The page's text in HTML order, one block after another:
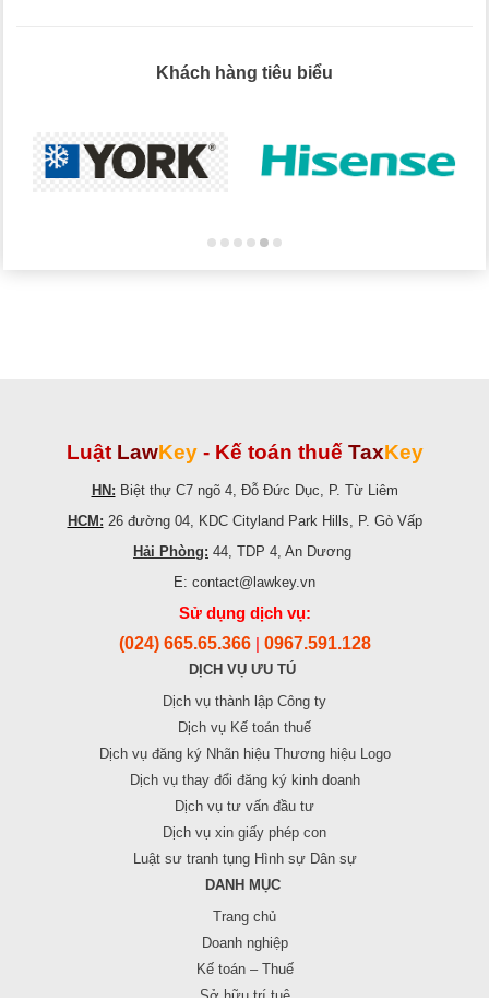
Khách hàng tiêu biểu
Luật LawKey - Kế toán thuế TaxKey
HN: Biệt thự C7 ngõ 4, Đỗ Đức Dục, P. Từ Liêm
HCM: 26 đường 04, KDC Cityland Park Hills, P. Gò Vấp
Hải Phòng: 44, TDP 4, An Dương
E: contact@lawkey.vn
Sử dụng dịch vụ:
(024) 665.65.366 | 0967.591.128
DỊCH VỤ ƯU TÚ
Dịch vụ thành lập Công ty
Dịch vụ Kế toán thuế
Dịch vụ đăng ký Nhãn hiệu Thương hiệu Logo
Dịch vụ thay đổi đăng ký kinh doanh
Dịch vụ tư vấn đầu tư
Dịch vụ xin giấy phép con
Luật sư tranh tụng Hình sự Dân sự
DANH MỤC
Trang chủ
Doanh nghiệp
Kế toán – Thuế
Sở hữu trí tuệ